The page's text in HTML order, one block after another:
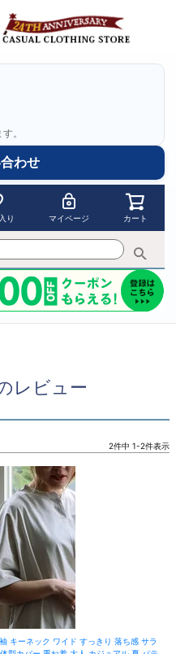
。
わせ
り マイページ カート
レビュー
2件中 1-2件表示
キーネック ワイド すっきり 落ち感 サラ